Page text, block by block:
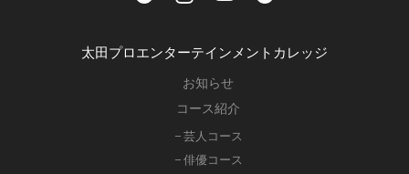
太田プロエンターテインメントカレッジ
お知らせ
コース紹介
− 芸人コース
− 俳優コース